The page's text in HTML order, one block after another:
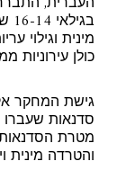
מינית וגילוי
כולן
גישת המחקר
סדנאות
מטרת
והטרדה מינית